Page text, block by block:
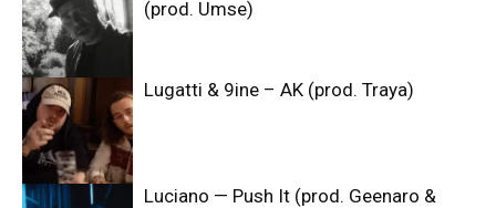
(prod. Umse)
Lugatti & 9ine – AK (prod. Traya)
Luciano — Push It (prod. Geenaro &